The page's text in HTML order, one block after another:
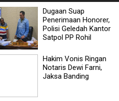
Dugaan Suap
Penerimaan Honorer,
Polisi Geledah Kantor
Satpol PP Rohil
Hakim Vonis Ringan
Notaris Dewi Farni,
Jaksa Banding